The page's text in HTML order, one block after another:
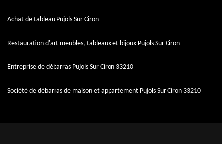
Achat de tableau Pujols Sur Ciron
Restauration d'art meubles, tableaux et bijoux Pujols Sur Ciron
Entreprise de débarras Pujols Sur Ciron 33210
Société de débarras de maison et appartement Pujols Sur Ciron 33210